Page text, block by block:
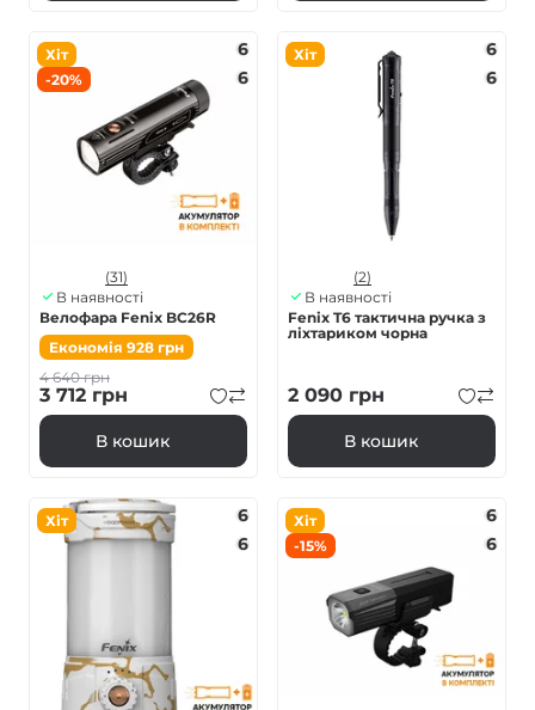
Хіт
-20%
6
6
(31)
В наявності
Велофара Fenix BC26R
Економія 928 грн
4 640грн
3 712 грн
В кошик
Хіт
6
6
(2)
В наявності
Fenix T6 тактична ручка з
ліхтариком чорна
2 090 грн
В кошик
Хіт
6
6
Хіт
-15%
6
6